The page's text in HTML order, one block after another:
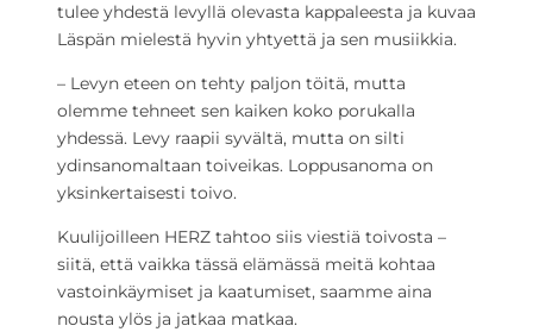
tulee yhdestä levyllä olevasta kappaleesta ja kuvaa
Läspän mielestä hyvin yhtyettä ja sen musiikkia.
– Levyn eteen on tehty paljon töitä, mutta
olemme tehneet sen kaiken koko porukalla
yhdessä. Levy raapii syvältä, mutta on silti
ydinsanomaltaan toiveikas. Loppusanoma on
yksinkertaisesti toivo.
Kuulijoilleen HERZ tahtoo siis viestiä toivosta –
siitä, että vaikka tässä elämässä meitä kohtaa
vastoinkäymiset ja kaatumiset, saamme aina
nousta ylös ja jatkaa matkaa.